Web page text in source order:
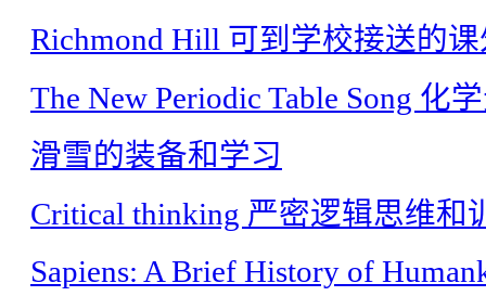
Richmond Hill 可到学校接送的
The New Periodic Table Song 化
滑雪的装备和学习
Critical thinking 严密逻辑思维和
Sapiens: A Brief History of